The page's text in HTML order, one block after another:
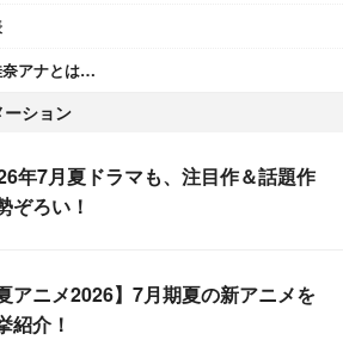
奈アナとは…
ション
年7月夏ドラマも、注目作＆話題作
ぞろい！
夏アニメ2026】7月期夏の新アニメを
紹介！